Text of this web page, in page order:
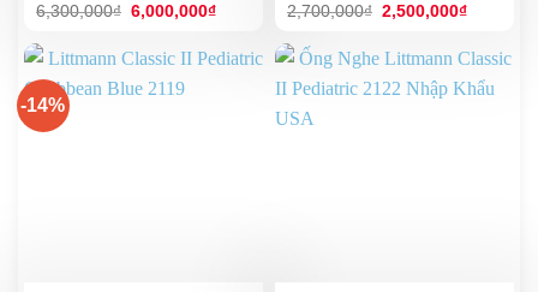
6,300,000₫ Giá
6,300,000₫.
6,000,000₫Giá
là:
2,700,000₫ Giá
2,700,000₫.
2,500,000₫Giá
là:
-14%